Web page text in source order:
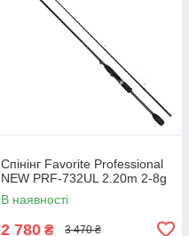
Спінінг Favorite Professional
NEW PRF-732UL 2.20m 2-8g
В наявності
2 780 ₴ 3 470 ₴